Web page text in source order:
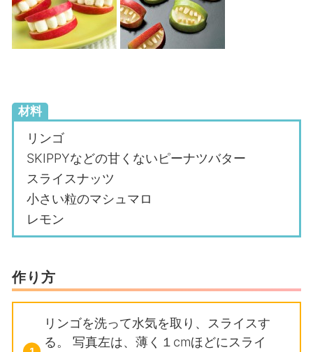
材料
リンゴ
SKIPPYなどの甘くないピーナツバター
スライスナッツ
小さい粒のマシュマロ
レモン
作り方
リンゴを洗って水気を取り、スライスす
る。
写真左は、薄く１cmほどにスライ